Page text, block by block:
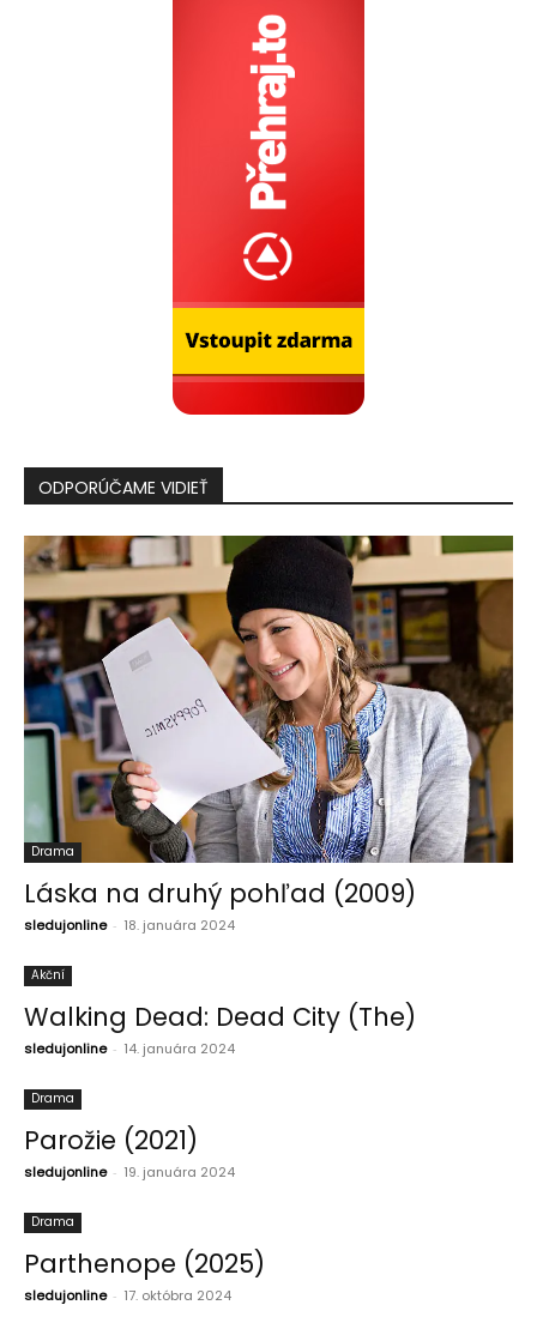
ODPORÚČAME VIDIEŤ
Drama
Láska na druhý pohľad (2009)
sledujonline - 18. januára 2024
Akční
Walking Dead: Dead City (The)
sledujonline - 14. januára 2024
Drama
Parožie (2021)
sledujonline - 19. januára 2024
Drama
Parthenope (2025)
sledujonline - 17. októbra 2024